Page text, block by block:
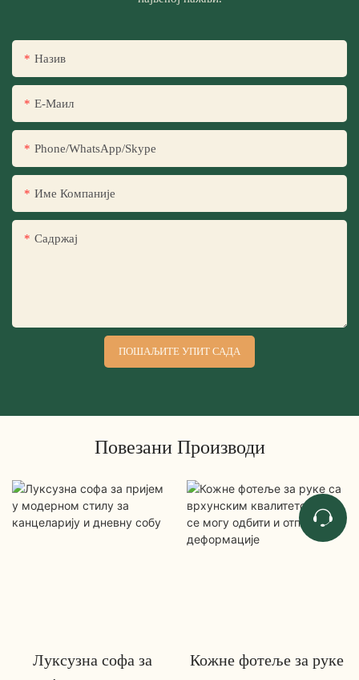
Назив
Е-Маил
Phone/WhatsApp/Skype
Име Компаније
Садржај
ПОШАЉИТЕ УПИТ САДА
Повезани Производи
Луксузна софа за
Кожне фотеље за руке